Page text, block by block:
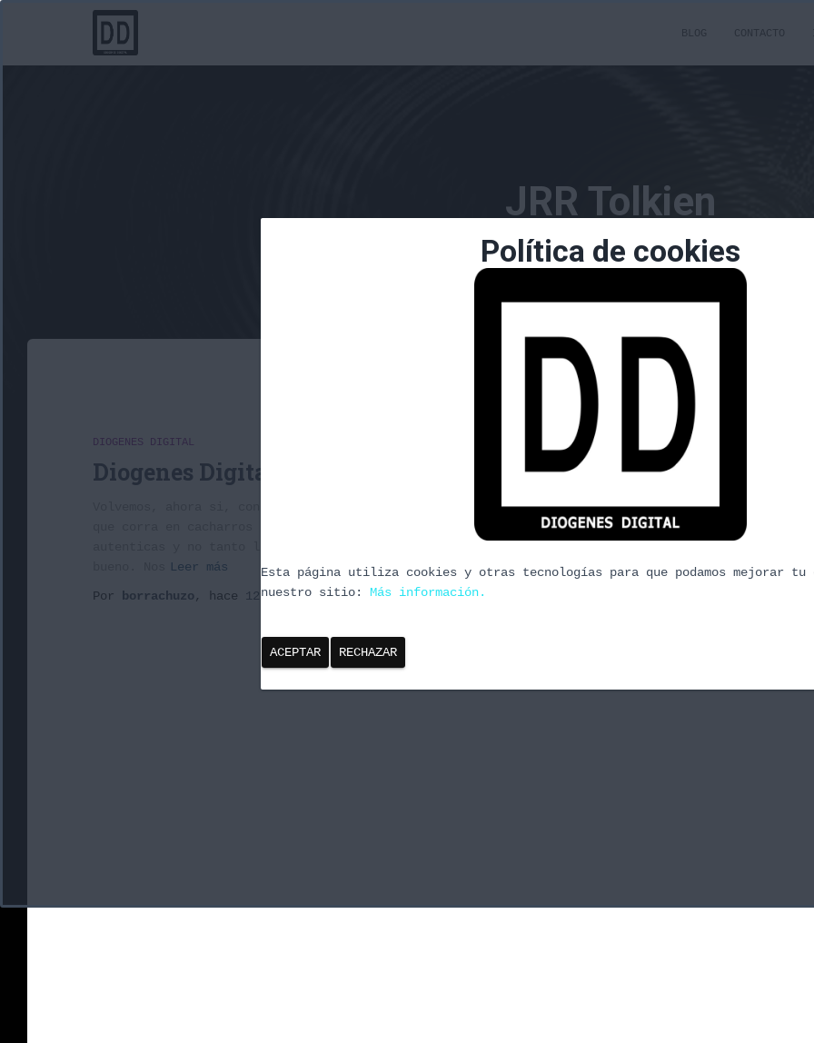
BLOG CONTACTO
JRR Tolkien
DIOGENES DIGITAL
Diogenes Digital 1X18: Más Tolkien, Hobbits y Anillos.
Volvemos, ahora si, con la parte de videojuegos sobre la obra de Tolkien. No hablamos de nada
que corra en cacharros superiores a un pentium ni similares, así que descubriréis joyas
Leer más
Por
borrachuzo , hace 12 años
Política de cookies
Esta página utiliza cookies y otras tecnologías para que podamos mejorar tu
nuestro sitio: Más información.
ACEPTAR RECHAZAR